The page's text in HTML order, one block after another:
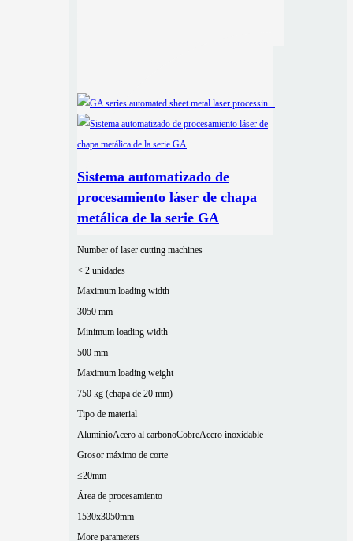
Sistema automatizado de
procesamiento láser de chapa
metálica de la serie GA
Number of laser cutting machines
< 2 unidades
Maximum loading width
3050 mm
Minimum loading width
500 mm
Maximum loading weight
750 kg (chapa de 20 mm)
Tipo de material
AluminioAcero al carbonoCobreAcero inoxidable
Grosor máximo de corte
≤20mm
Área de procesamiento
1530x3050mm
More parameters